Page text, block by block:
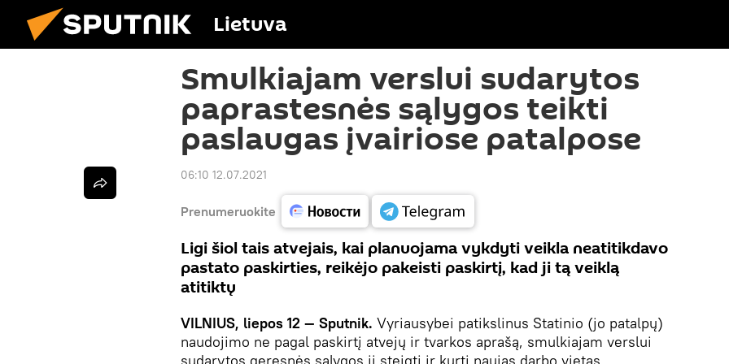
Lietuva
Smulkiajam verslui sudarytos
paprastesnės sąlygos teikti
paslaugas įvairiose patalpose
06:10 12.07.2021
Prenumeruokite
Ligi šiol tais atvejais, kai planuojama vykdyti veikla neatitikdavo
pastato paskirties, reikėjo pakeisti paskirtį, kad ji tą veiklą
atitiktų
VILNIUS, liepos 12 — Sputnik. Vyriausybei patikslinus Statinio (jo patalpų)
naudojimo ne pagal paskirtį atvejų ir tvarkos aprašą, smulkiajam verslui